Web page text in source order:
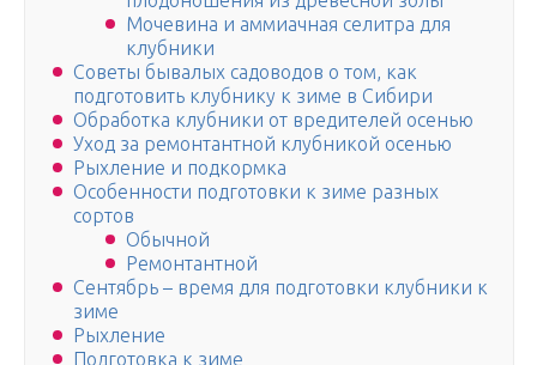
Мочевина и аммиачная селитра для
клубники
Советы бывалых садоводов о том, как
подготовить клубнику к зиме в Сибири
Обработка клубники от вредителей осенью
Уход за ремонтантной клубникой осенью
Рыхление и подкормка
Особенности подготовки к зиме разных
сортов
Обычной
Ремонтантной
Сентябрь – время для подготовки клубники к
зиме
Рыхление
Подготовка к зиме